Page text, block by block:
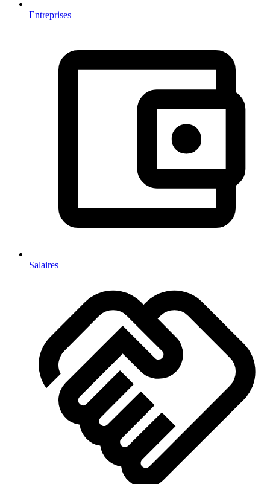
Entreprises
Salaires